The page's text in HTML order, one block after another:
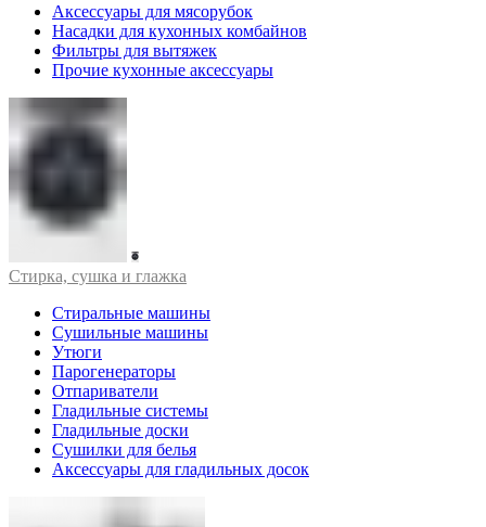
Аксессуары для мясорубок
Насадки для кухонных комбайнов
Фильтры для вытяжек
Прочие кухонные аксессуары
Стирка, сушка и глажка
Стиральные машины
Сушильные машины
Утюги
Парогенераторы
Отпариватели
Гладильные системы
Гладильные доски
Сушилки для белья
Аксессуары для гладильных досок